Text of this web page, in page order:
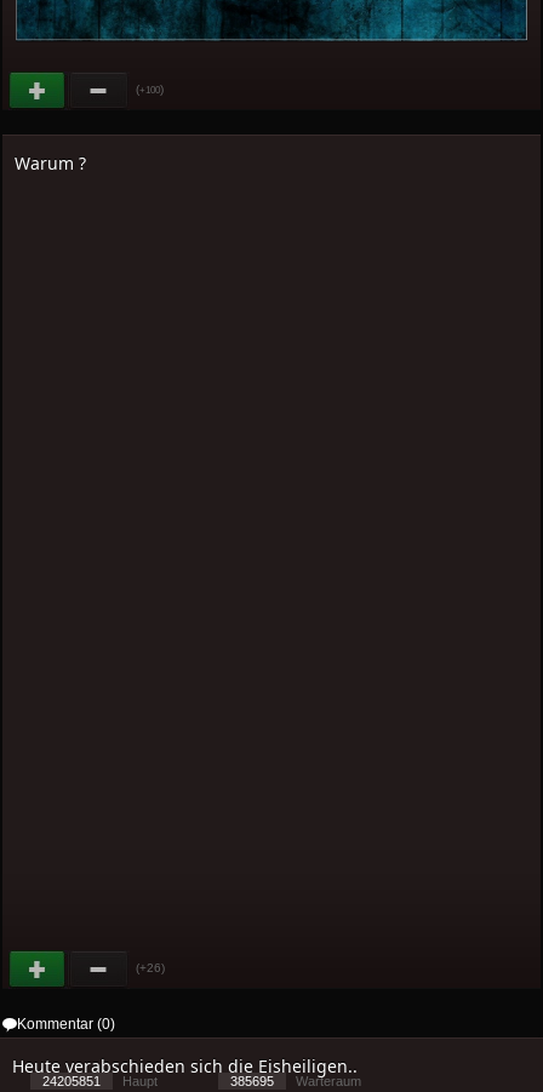
(+100)
Warum ?
(+26)
Kommentar (0)
Heute verabschieden sich die Eisheiligen..
24205851 Haupt 385695 Warteraum